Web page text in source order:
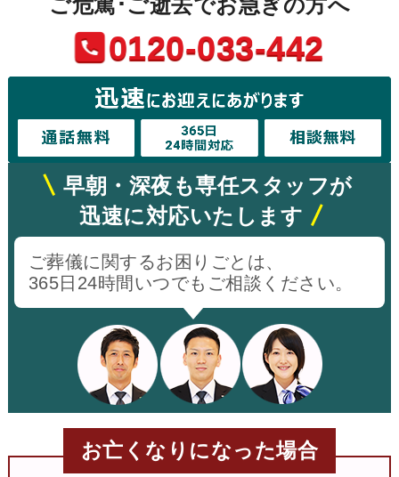
0120-033-442
早朝・深夜も専任スタッフが
迅速に対応いたします
ご葬儀に関するお困りごとは、
365日24時間いつでもご相談ください。
お亡くなりになった場合